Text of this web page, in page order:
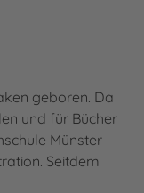
geboren. Da
und für Bücher
Münster
Seitdem